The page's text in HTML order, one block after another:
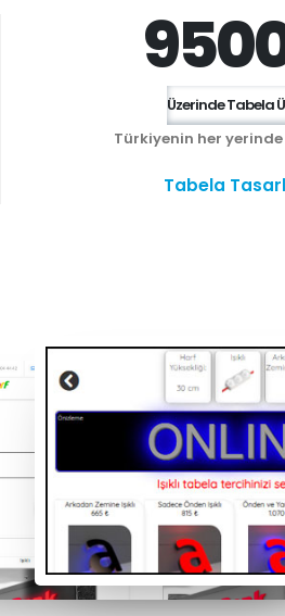
Üzerinde Tabela
Türkiyenin her
Tabela